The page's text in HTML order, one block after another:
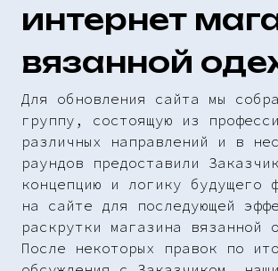
интернет
вязанной
Для обновления сайта мы
группу, состоящую из
различных направлений и в
раундов предоставили
концепцию и логику будущего
на сайте для последующей
раскрутки магазина вязанной
После некоторых правок по